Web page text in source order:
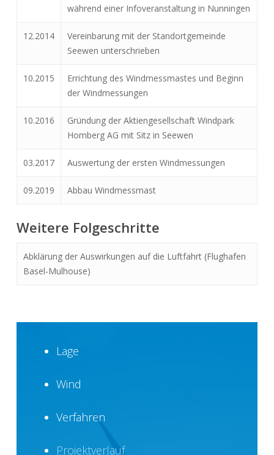
während einer Infoveranstaltung in Nunningen
12.2014
Vereinbarung mit der Standortgemeinde
Seewen unterschrieben
10.2015
Errichtung des Windmessmastes und Beginn
der Windmessungen
10.2016
Gründung der Aktiengesellschaft Windpark
Homberg AG mit Sitz in Seewen
03.2017 Auswertung der ersten Windmessungen
09.2019 Abbau Windmessmast
Weitere Folgeschritte
Abklärung der Auswirkungen auf die Luftfahrt (Flughafen
Basel-Mulhouse)
Lage
Wind
Verfahren
Projektverlauf